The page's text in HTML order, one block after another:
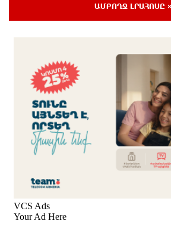
Կոչ` Նիկոլ Փաշինյանին.
ուղի» հայաստանակործան
թուրքական ծրագիրը. Խաչիկ
«Երբ Եկեղեցու
քրեական գործ»․ Լիլիա
Կաթողիկոսի դատը. Ինչո՞ւ է
ԱՄԲՈՂՋ ԼՐԱՀՈՍԸ